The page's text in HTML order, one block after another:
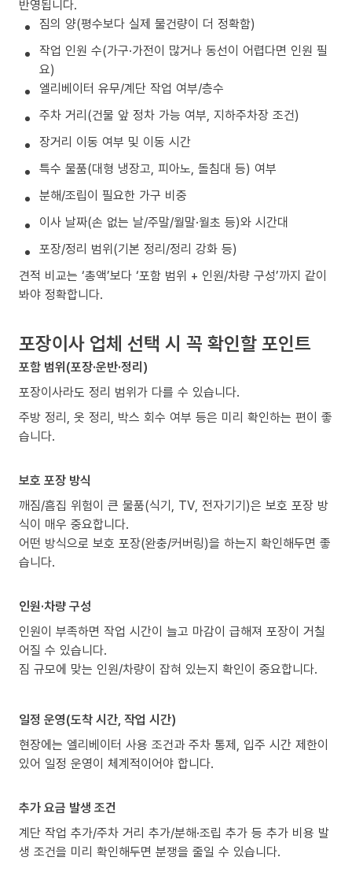
반영됩니다.
짐의 양(평수보다 실제 물건량이 더 정확함)
작업 인원 수(가구·가전이 많거나 동선이 어렵다면 인원 필
요)
엘리베이터 유무/계단 작업 여부/층수
주차 거리(건물 앞 정차 가능 여부, 지하주차장 조건)
장거리 이동 여부 및 이동 시간
특수 물품(대형 냉장고, 피아노, 돌침대 등) 여부
분해/조립이 필요한 가구 비중
이사 날짜(손 없는 날/주말/월말·월초 등)와 시간대
포장/정리 범위(기본 정리/정리 강화 등)
견적 비교는 ‘총액’보다 ‘포함 범위 + 인원/차량 구성’까지 같이
봐야 정확합니다.
포장이사 업체 선택 시 꼭 확인할 포인트
포함 범위(포장·운반·정리)
포장이사라도 정리 범위가 다를 수 있습니다.
주방 정리, 옷 정리, 박스 회수 여부 등은 미리 확인하는 편이 좋
습니다.
보호 포장 방식
깨짐/흠집 위험이 큰 물품(식기, TV, 전자기기)은 보호 포장 방
식이 매우 중요합니다.
어떤 방식으로 보호 포장(완충/커버링)을 하는지 확인해두면 좋
습니다.
인원·차량 구성
인원이 부족하면 작업 시간이 늘고 마감이 급해져 포장이 거칠
어질 수 있습니다.
짐 규모에 맞는 인원/차량이 잡혀 있는지 확인이 중요합니다.
일정 운영(도착 시간, 작업 시간)
현장에는 엘리베이터 사용 조건과 주차 통제, 입주 시간 제한이
있어 일정 운영이 체계적이어야 합니다.
추가 요금 발생 조건
계단 작업 추가/주차 거리 추가/분해·조립 추가 등 추가 비용 발
생 조건을 미리 확인해두면 분쟁을 줄일 수 있습니다.